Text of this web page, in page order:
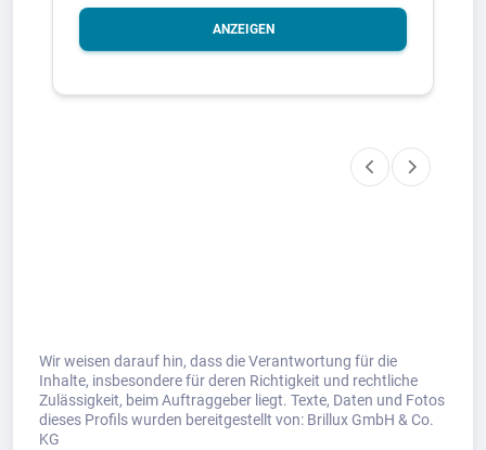
ANZEIGEN
Wir weisen darauf hin, dass die Verantwortung für die
Inhalte, insbesondere für deren Richtigkeit und rechtliche
Zulässigkeit, beim Auftraggeber liegt. Texte, Daten und Fotos
dieses Profils wurden bereitgestellt von: Brillux GmbH & Co.
KG